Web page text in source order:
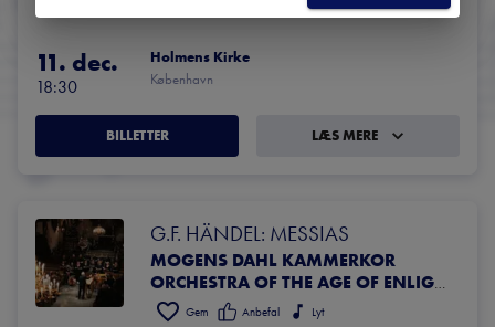
11. dec.
18:30
Holmens Kirke
København
BILLETTER LÆS MERE
G.F. HÄNDEL: MESSIAS
MOGENS DAHL KAMMERKOR
ORCHESTRA OF THE AGE OF ENLIGHTENMENT
Gem Anbefal Lyt